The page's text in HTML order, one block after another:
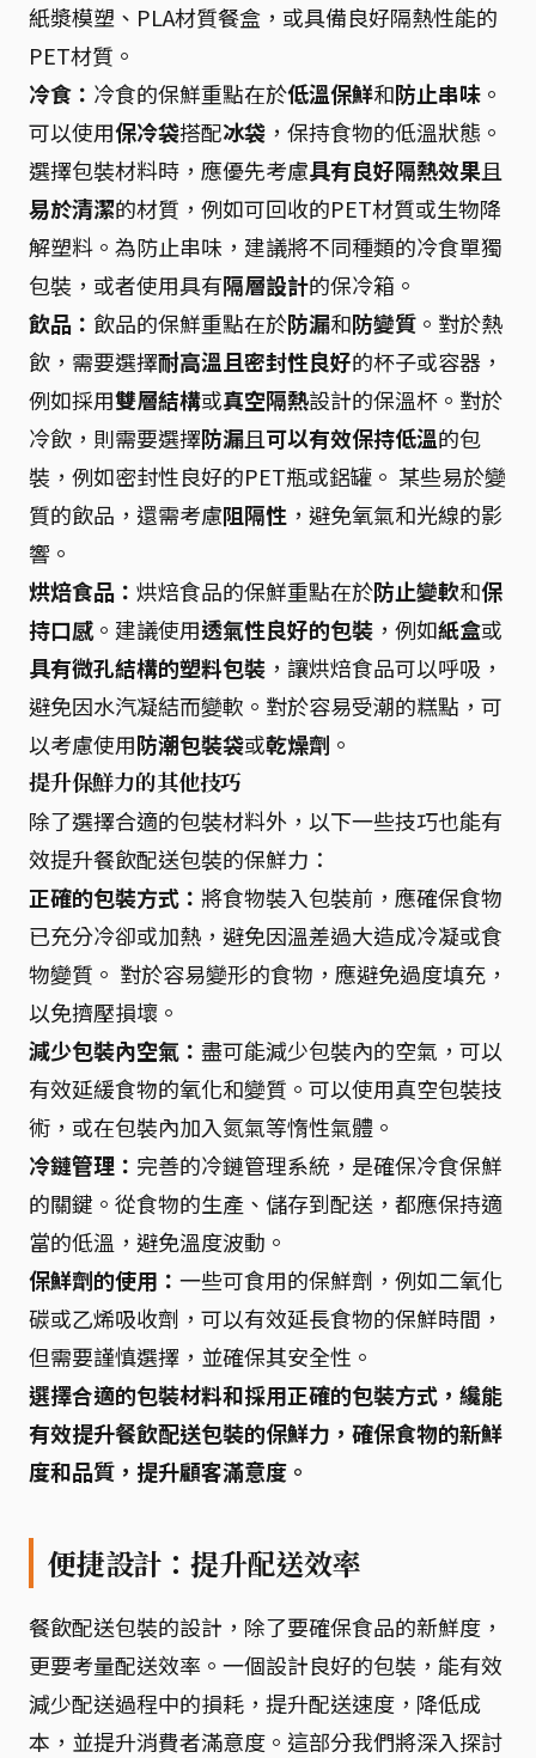
紙漿模塑、PLA材質餐盒，或具備良好隔熱性能的
PET材質。
冷食： 冷食的保鮮重點在於低溫保鮮和防止串味 。
可以使用保冷袋搭配冰袋 ，保持食物的低溫狀態。
選擇包裝材料時，應優先考慮具有良好隔熱效果且
易於清潔的材質，例如可回收的PET材質或生物降
解塑料。為防止串味，建議將不同種類的冷食單獨
包裝，或者使用具有隔層設計的保冷箱。
飲品： 飲品的保鮮重點在於防漏和防變質 。對於熱
飲，需要選擇耐高溫且密封性良好的杯子或容器，
例如採用雙層結構或真空隔熱設計的保溫杯。對於
冷飲，則需要選擇防漏且可以有效保持低溫的包
裝，例如密封性良好的PET瓶或鋁罐。 某些易於變
質的飲品，還需考慮阻隔性 ，避免氧氣和光線的影
響。
烘焙食品： 烘焙食品的保鮮重點在於防止變軟和保
持口感。建議使用透氣性良好的包裝 ，例如紙盒或
具有微孔結構的塑料包裝 ，讓烘焙食品可以呼吸，
避免因水汽凝結而變軟。對於容易受潮的糕點，可
以考慮使用防潮包裝袋或乾燥劑 。
提升保鮮力的其他技巧
除了選擇合適的包裝材料外，以下一些技巧也能有
效提升餐飲配送包裝的保鮮力：
正確的包裝方式： 將食物裝入包裝前，應確保食物
已充分冷卻或加熱，避免因溫差過大造成冷凝或食
物變質。 對於容易變形的食物，應避免過度填充，
以免擠壓損壞。
減少包裝內空氣： 盡可能減少包裝內的空氣，可以
有效延緩食物的氧化和變質。可以使用真空包裝技
術，或在包裝內加入氮氣等惰性氣體。
冷鏈管理： 完善的冷鏈管理系統，是確保冷食保鮮
的關鍵。從食物的生產、儲存到配送，都應保持適
當的低溫，避免溫度波動。
保鮮劑的使用： 一些可食用的保鮮劑，例如二氧化
碳或乙烯吸收劑，可以有效延長食物的保鮮時間，
但需要謹慎選擇，並確保其安全性。
選擇合適的包裝材料和採用正確的包裝方式，纔能
有效提升餐飲配送包裝的保鮮力，確保食物的新鮮
度和品質，提升顧客滿意度。
便捷設計：提升配送效率
餐飲配送包裝的設計，除了要確保食品的新鮮度，
更要考量配送效率。一個設計良好的包裝，能有效
減少配送過程中的損耗，提升配送速度，降低成
本，並提升消費者滿意度。這部分我們將深入探討